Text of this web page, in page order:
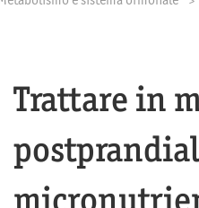
Trattare in